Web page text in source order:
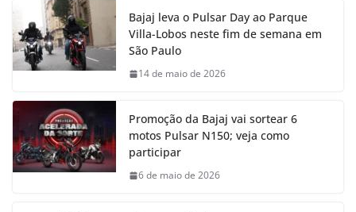
Bajaj leva o Pulsar Day ao Parque
Villa-Lobos neste fim de semana em
São Paulo
14 de maio de 2026
Promoção da Bajaj vai sortear 6
motos Pulsar N150; veja como
participar
6 de maio de 2026